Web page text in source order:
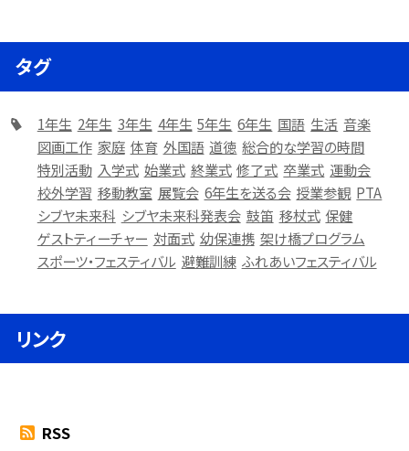
タグ
1年生 2年生 3年生 4年生 5年生 6年生 国語 生活 音楽
図画工作 家庭 体育 外国語 道徳 総合的な学習の時間
特別活動 入学式 始業式 終業式 修了式 卒業式 運動会
校外学習 移動教室 展覧会 6年生を送る会 授業参観 PTA
シブヤ未来科 シブヤ未来科発表会 鼓笛 移杖式 保健
ゲストティーチャー 対面式 幼保連携 架け橋プログラム
スポーツ・フェスティバル 避難訓練 ふれあいフェスティバル
リンク
RSS